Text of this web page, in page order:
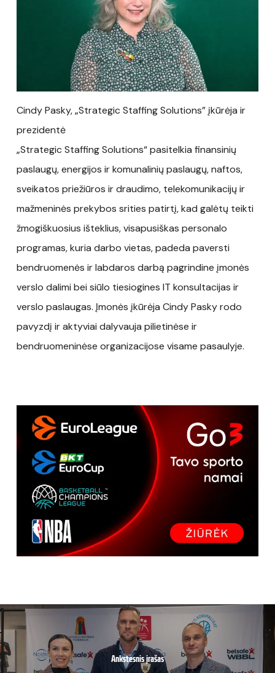
Cindy Pasky, „Strategic Staffing Solutions” įkūrėja ir
prezidentė
„Strategic Staffing Solutions“ pasitelkia finansinių
paslaugų, energijos ir komunalinių paslaugų, naftos,
sveikatos priežiūros ir draudimo, telekomunikacijų ir
mažmeninės prekybos srities patirtį, kad galėtų teikti
žmogiškuosius išteklius, visapusiškas personalo
programas, kuria darbo vietas, padeda paversti
bendruomenės ir labdaros darbą pagrindine įmonės
verslo dalimi bei siūlo tiesiogines IT konsultacijas ir
verslo paslaugas. Įmonės įkūrėja Cindy Pasky rodo
pavyzdį ir aktyviai dalyvauja pilietinėse ir
bendruomeninėse organizacijose visame pasaulyje.
Ankstesnis įrašas